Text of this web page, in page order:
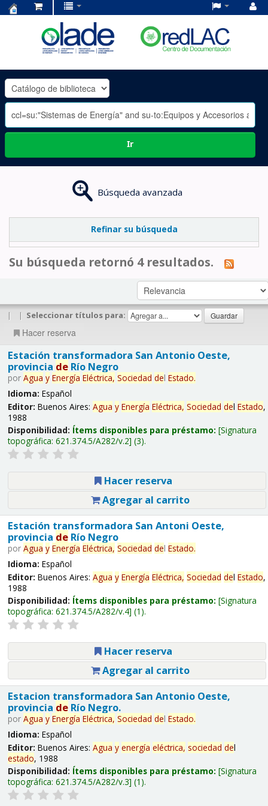
OLADE
-
Ir
Búsqueda avanzada
Refinar su búsqueda
Su búsqueda retornó 4 resultados.
| | Seleccionar títulos para:
Hacer reserva
Estación transformadora San Antonio Oeste,
provincia deRío Negro
por Agua y Energía Eléctrica, Sociedad del Estado.
Idioma: Español
Editor: Buenos Aires: Agua y Energía Eléctrica, Sociedad del Estado,
1988
Disponibilidad: Ítems disponibles para préstamo: Signatura
topográfica: 621.374.5/A282/v.2 (3).
Hacer reserva
Agregar al carrito
Estación transformadora San Antoni Oeste,
provincia deRío Negro
por Agua y Energía Eléctrica, Sociedad del Estado.
Idioma: Español
Editor: Buenos Aires: Agua y Energía Eléctrica, Sociedad del Estado,
1988
Disponibilidad: Ítems disponibles para préstamo: Signatura
topográfica: 621.374.5/A282/v.4 (1).
Hacer reserva
Agregar al carrito
Estacion transformadora San Antonio Oeste,
provincia deRío Negro.
por Agua y Energía Eléctrica, Sociedad del Estado.
Idioma: Español
Editor: Buenos Aires: Agua y energía eléctrica, sociedad del
estado, 1988
Disponibilidad: Ítems disponibles para préstamo: Signatura
topográfica: 621.374.5/A282/v.3 (1).